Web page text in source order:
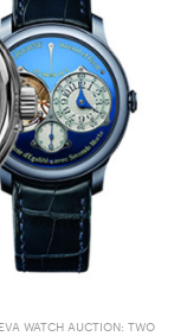
WATCH AUCTION: TWO